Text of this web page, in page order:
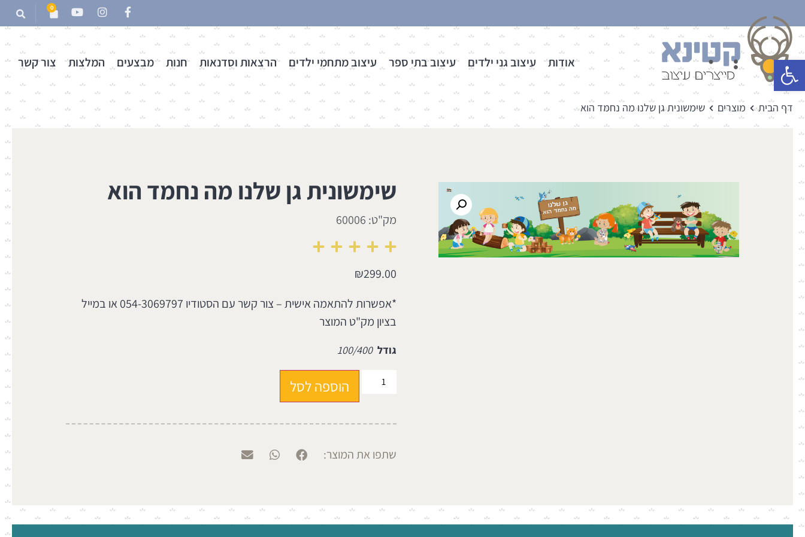
פתח סרגל נגישות
0
אודות עיצוב גני ילדים עיצוב בתי ספר עיצוב מתחמי ילדים הרצאות וסדנאות חנות מבצעים המלצות צור קשר
דף הבית מוצרים שימשונית גן שלנו מה נחמד הוא
שימשונית גן שלנו מה נחמד הוא
מק"ט: 60006
₪299.00
*אפשרות להתאמה אישית – צור קשר עם הסטודיו 054-3069797 או במייל
בציון מק"ט המוצר
גודל 100/400
הוספה לסל
שתפו את המוצר: